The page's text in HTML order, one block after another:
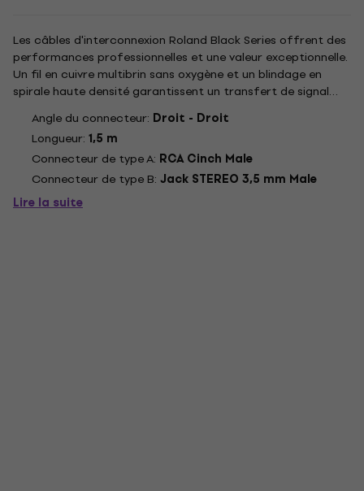
Les câbles d'interconnexion Roland Black Series offrent des
performances professionnelles et une valeur exceptionnelle.
Un fil en cuivre multibrin sans oxygène et un blindage en
spirale haute densité garantissent un transfert de signal
parfait pour la connexion de pédales, d'instruments,
d'équipements de studio et bien plus encore. Dotés de...
Angle du connecteur: Droit - Droit
Longueur: 1,5 m
Connecteur de type A: RCA Cinch Male
Connecteur de type B: Jack STEREO 3,5 mm Male
Lire la suite